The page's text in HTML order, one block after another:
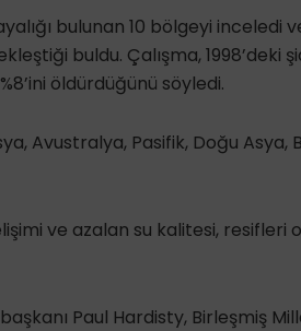
bulunan 10 bölgeyi inceledi
buldu. Çalışma, 1998’deki
öldürdüğünü söyledi.
Avustralya, Pasifik, Doğu Asya,
ve azalan su kalitesi,
Paul Hardisty, Birleşmiş